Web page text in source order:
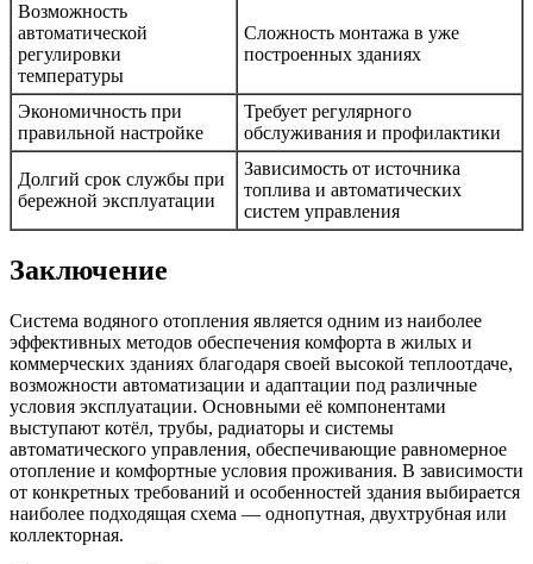
Возможность
автоматической
регулировки
температуры
Сложность монтажа в уже
построенных зданиях
Экономичность при
правильной настройке
Требует регулярного
обслуживания и профилактики
Долгий срок службы при
бережной эксплуатации
Зависимость от источника
топлива и автоматических
систем управления
Заключение
Система водяного отопления является одним из наиболее
эффективных методов обеспечения комфорта в жилых и
коммерческих зданиях благодаря своей высокой теплоотдаче,
возможности автоматизации и адаптации под различные
условия эксплуатации. Основными её компонентами
выступают котёл, трубы, радиаторы и системы
автоматического управления, обеспечивающие равномерное
отопление и комфортные условия проживания. В зависимости
от конкретных требований и особенностей здания выбирается
наиболее подходящая схема — однопутная, двухтрубная или
коллекторная.